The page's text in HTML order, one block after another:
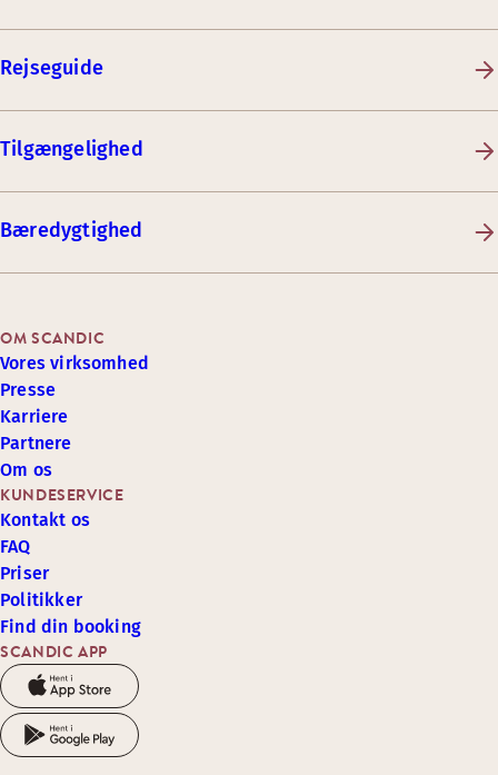
Rejseguide
Tilgængelighed
Bæredygtighed
SCANDIC APP
KUNDESERVICE
Kontakt os
FAQ
Priser
Politikker
Find din booking
OM SCANDIC
Vores virksomhed
Presse
Karriere
Partnere
Om os